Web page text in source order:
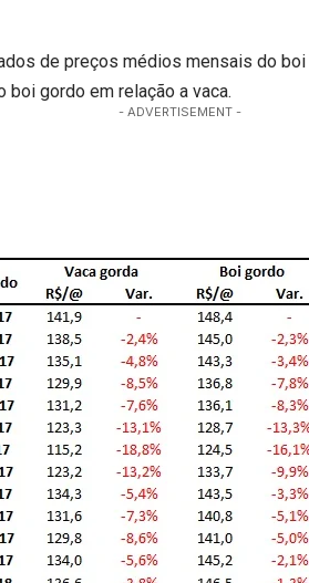
de preços médios mensais do
gordo em relação a vaca.
- ADVERTISEMENT -